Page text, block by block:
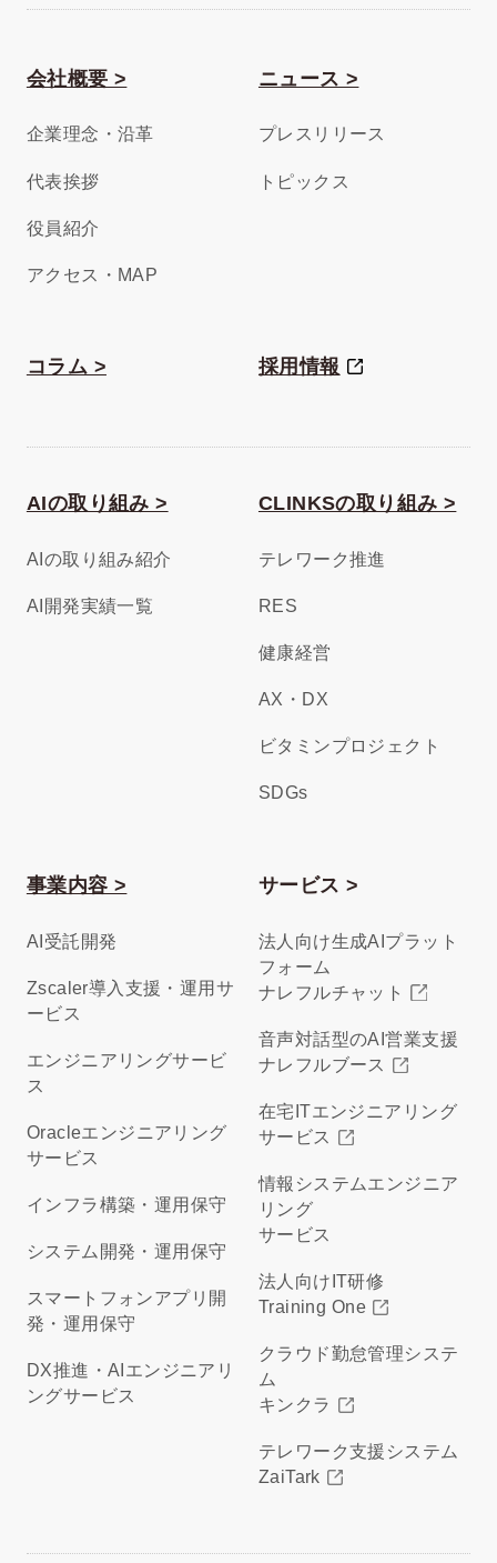
会社概要 >
企業理念・沿革
代表挨拶
役員紹介
アクセス・MAP
ニュース >
プレスリリース
トピックス
コラム > 採用情報
AIの取り組み >
AIの取り組み紹介
AI開発実績一覧
CLINKSの取り組み >
テレワーク推進
RES
健康経営
AX・DX
ビタミンプロジェクト
SDGs
事業内容 >
AI受託開発
Zscaler導入支援・運用サ
ービス
エンジニアリングサービ
ス
Oracleエンジニアリング
サービス
インフラ構築・運用保守
システム開発・運用保守
スマートフォンアプリ開
発・運用保守
DX推進・AIエンジニアリ
ングサービス
サービス >
法人向け生成AIプラット
フォーム
ナレフルチャット
音声対話型のAI営業支援
ナレフルブース
在宅ITエンジニアリング
サービス
情報システムエンジニア
リング
サービス
法人向けIT研修
Training One
クラウド勤怠管理システ
ム
キンクラ
テレワーク支援システム
ZaiTark